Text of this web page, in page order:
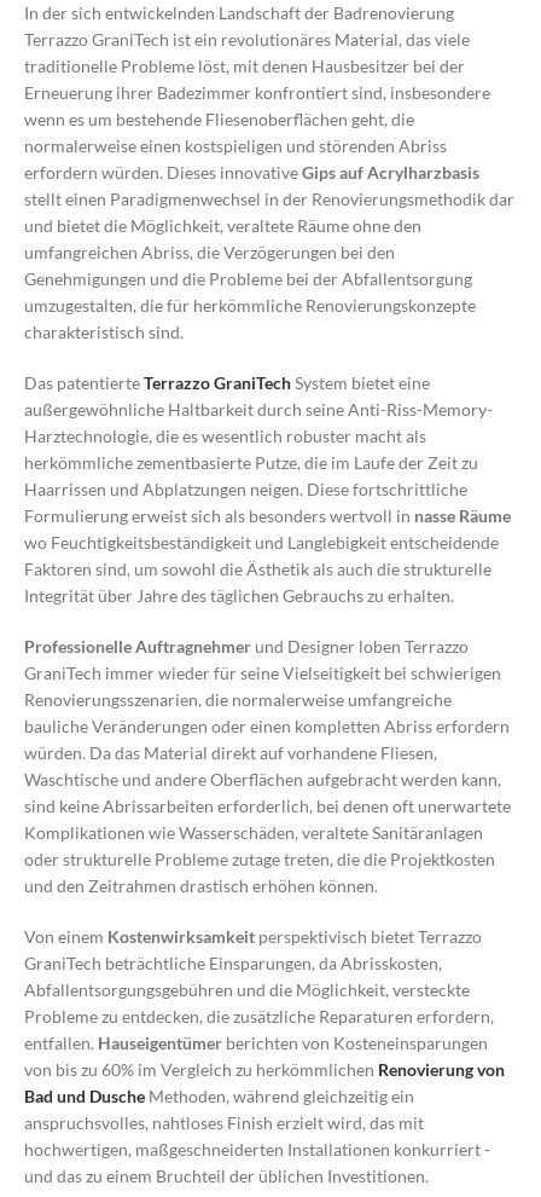
In der sich entwickelnden Landschaft der Badrenovierung
Terrazzo GraniTech ist ein revolutionäres Material, das viele
traditionelle Probleme löst, mit denen Hausbesitzer bei der
Erneuerung ihrer Badezimmer konfrontiert sind, insbesondere
wenn es um bestehende Fliesenoberflächen geht, die
normalerweise einen kostspieligen und störenden Abriss
erfordern würden. Dieses innovativeGips auf Acrylharzbasis
stellt einen Paradigmenwechsel in der Renovierungsmethodik dar
und bietet die Möglichkeit, veraltete Räume ohne den
umfangreichen Abriss, die Verzögerungen bei den
Genehmigungen und die Probleme bei der Abfallentsorgung
umzugestalten, die für herkömmliche Renovierungskonzepte
charakteristisch sind.
Das patentierteTerrazzo GraniTechSystem bietet eine
außergewöhnliche Haltbarkeit durch seine Anti-Riss-Memory-
Harztechnologie, die es wesentlich robuster macht als
herkömmliche zementbasierte Putze, die im Laufe der Zeit zu
Haarrissen und Abplatzungen neigen. Diese fortschrittliche
Formulierung erweist sich als besonders wertvoll in nasse Räume
wo Feuchtigkeitsbeständigkeit und Langlebigkeit entscheidende
Faktoren sind, um sowohl die Ästhetik als auch die strukturelle
Integrität über Jahre des täglichen Gebrauchs zu erhalten.
Professionelle Auftragnehmer und Designer loben Terrazzo
GraniTech immer wieder für seine Vielseitigkeit bei schwierigen
Renovierungsszenarien, die normalerweise umfangreiche
bauliche Veränderungen oder einen kompletten Abriss erfordern
würden. Da das Material direkt auf vorhandene Fliesen,
Waschtische und andere Oberflächen aufgebracht werden kann,
sind keine Abrissarbeiten erforderlich, bei denen oft unerwartete
Komplikationen wie Wasserschäden, veraltete Sanitäranlagen
oder strukturelle Probleme zutage treten, die die Projektkosten
und den Zeitrahmen drastisch erhöhen können.
Von einem Kostenwirksamkeit perspektivisch bietet Terrazzo
GraniTech beträchtliche Einsparungen, da Abrisskosten,
Abfallentsorgungsgebühren und die Möglichkeit, versteckte
Probleme zu entdecken, die zusätzliche Reparaturen erfordern,
entfallen. Hauseigentümer berichten von Kosteneinsparungen
von bis zu 60% im Vergleich zu herkömmlichen Renovierung von
Bad und Dusche Methoden, während gleichzeitig ein
anspruchsvolles, nahtloses Finish erzielt wird, das mit
hochwertigen, maßgeschneiderten Installationen konkurriert -
und das zu einem Bruchteil der üblichen Investitionen.